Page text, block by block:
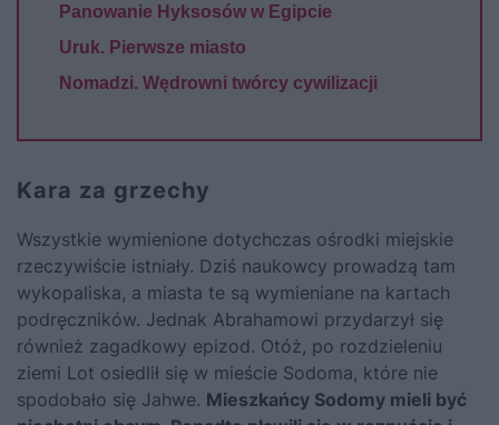
Panowanie Hyksosów w Egipcie
Uruk. Pierwsze miasto
Nomadzi. Wędrowni twórcy cywilizacji
Kara za grzechy
Wszystkie wymienione dotychczas ośrodki miejskie
rzeczywiście istniały. Dziś naukowcy prowadzą tam
wykopaliska, a miasta te są wymieniane na kartach
podręczników. Jednak Abrahamowi przydarzył się
również zagadkowy epizod. Otóż, po rozdzieleniu
ziemi Lot osiedlił się w mieście Sodoma, które nie
spodobało się Jahwe. Mieszkańcy Sodomy mieli być